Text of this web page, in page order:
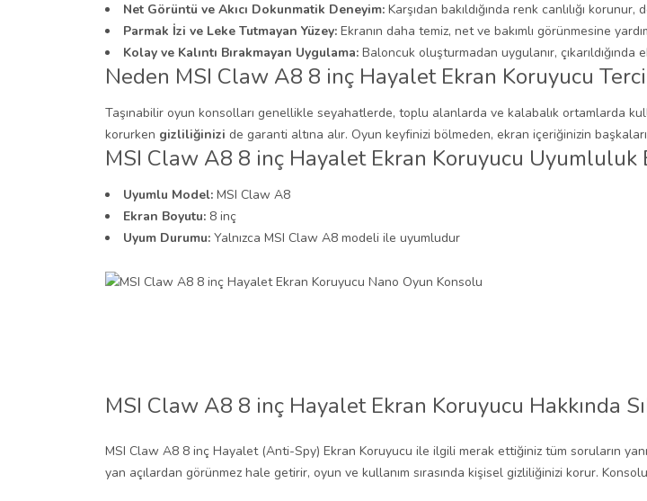
Net Görüntü ve Akıcı Dokunmatik Deneyim: Karşıdan bakıldığında renk canlılığı
Parmak İzi ve Leke Tutmayan Yüzey: Ekranın daha temiz, net ve bakımlı görünmesine
Kolay ve Kalıntı Bırakmayan Uygulama: Baloncuk oluşturmadan uygulanır, çıkarıldığında
Neden MSI Claw A8 8 inç Hayalet Ekran Koruyucu
Taşınabilir oyun konsolları genellikle seyahatlerde, toplu alanlarda ve kalabalık ortamlarda
korurken gizliliğinizi de garanti altına alır. Oyun keyfinizi bölmeden, ekran içeriğinizin
MSI Claw A8 8 inç Hayalet Ekran Koruyucu Uyumluluk
Uyumlu Model: MSI Claw A8
Ekran Boyutu: 8 inç
Uyum Durumu: Yalnızca MSI Claw A8 modeli ile uyumludur
MSI Claw A8 8 inç Hayalet Ekran Koruyucu Hakkında
MSI Claw A8 8 inç Hayalet (Anti-Spy) Ekran Koruyucu ile ilgili merak ettiğiniz tüm soruların
yan açılardan görünmez hale getirir, oyun ve kullanım sırasında kişisel gizliliğinizi korur.